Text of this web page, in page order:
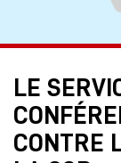
LE
CONTRE